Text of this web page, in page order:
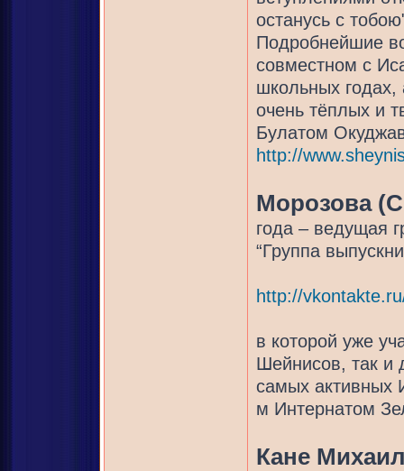
останусь с
Подробнейшие
совместном с
школьных годах,
очень тёплых и
Булатом
http://
Морозова
года – ведущая
“Группа
http://
в которой уже
Шейнисов, так и
самых активных
м Интернатом
Кане